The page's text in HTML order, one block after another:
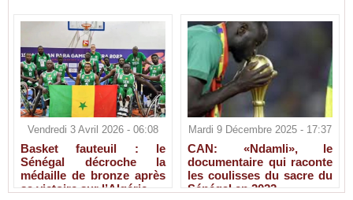
Vendredi 3 Avril 2026 - 06:08
Basket fauteuil : le
Sénégal décroche la
médaille de bronze après
sa victoire sur l’Algérie
Mardi 9 Décembre 2025 - 17:37
CAN: «Ndamli», le
documentaire qui raconte
les coulisses du sacre du
Sénégal en 2022